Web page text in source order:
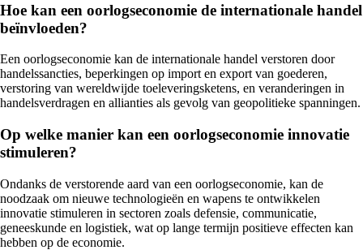
Hoe kan een oorlogseconomie de internationale handel
beïnvloeden?
Een oorlogseconomie kan de internationale handel verstoren door
handelssancties, beperkingen op import en export van goederen,
verstoring van wereldwijde toeleveringsketens, en veranderingen in
handelsverdragen en allianties als gevolg van geopolitieke spanningen.
Op welke manier kan een oorlogseconomie innovatie
stimuleren?
Ondanks de verstorende aard van een oorlogseconomie, kan de
noodzaak om nieuwe technologieën en wapens te ontwikkelen
innovatie stimuleren in sectoren zoals defensie, communicatie,
geneeskunde en logistiek, wat op lange termijn positieve effecten kan
hebben op de economie.